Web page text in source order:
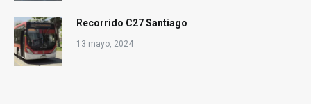
Recorrido C27 Santiago
13 mayo, 2024